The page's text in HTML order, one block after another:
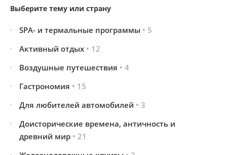
Выберите тему или страну
SPA- и термальные программы • 5
Активный отдых • 12
Воздушные путешествия • 4
Гастрономия • 15
Для любителей автомобилей • 3
Доисторические времена, античность и
древний мир • 21